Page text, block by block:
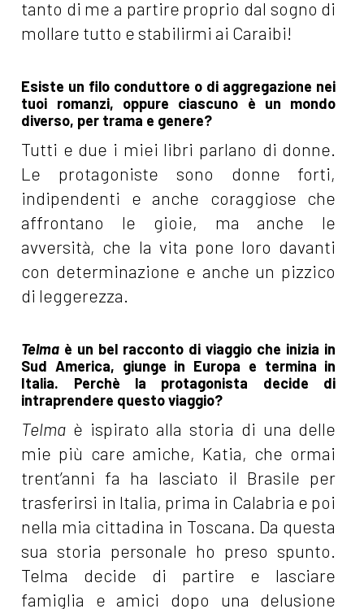
tanto di me a partire proprio dal sogno di
mollare tutto e stabilirmi ai Caraibi!
Esiste un filo conduttore o di aggregazione nei
tuoi romanzi, oppure ciascuno è un mondo
diverso, per trama e genere?
Tutti e due i miei libri parlano di donne.
Le protagoniste sono donne forti,
indipendenti e anche coraggiose che
affrontano le gioie, ma anche le
avversità, che la vita pone loro davanti
con determinazione e anche un pizzico
di leggerezza.
Telma è un bel racconto di viaggio che inizia in
Sud America, giunge in Europa e termina in
Italia. Perchè la protagonista decide di
intraprendere questo viaggio?
Telma è ispirato alla storia di una delle
mie più care amiche, Katia, che ormai
trent’anni fa ha lasciato il Brasile per
trasferirsi in Italia, prima in Calabria e poi
nella mia cittadina in Toscana. Da questa
sua storia personale ho preso spunto.
Telma decide di partire e lasciare
famiglia e amici dopo una delusione